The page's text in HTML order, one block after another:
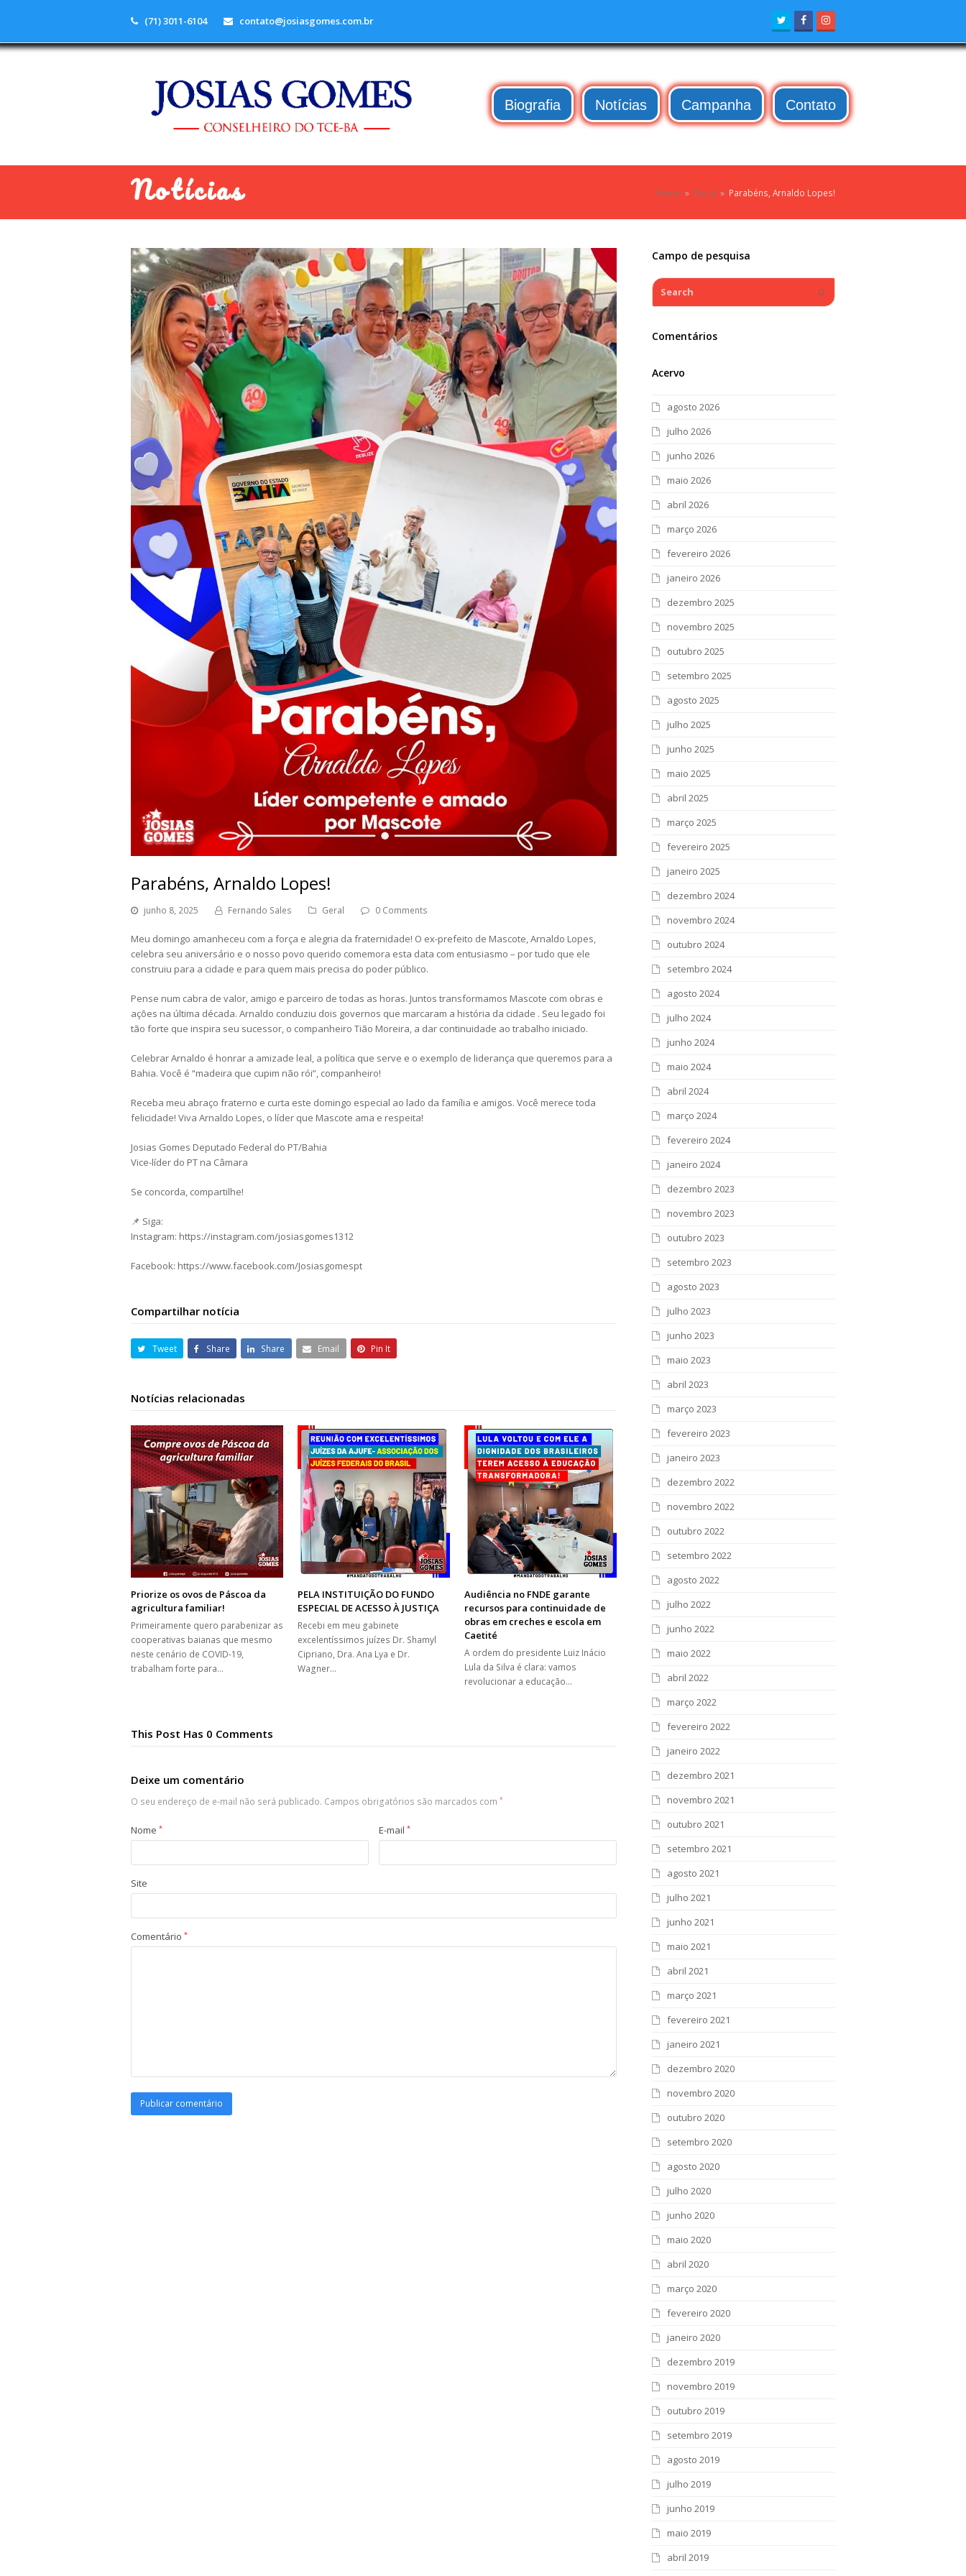
(71) 3011-6104 contato@josiasgomes.com.br TwitterFacebook
Biografia Notícias Campanha Contato
Notícias Home » Geral » Parabéns, Arnaldo Lopes!
Parabéns, Arnaldo Lopes!
junho 8, 2025 Fernando Sales Geral 0 Comments
Meu domingo amanheceu com a força e alegria da fraternidade! O ex-prefeito de Mascote, Arnaldo Lopes,
celebra seu aniversário e o nosso povo querido comemora esta data com entusiasmo – por tudo que ele
construiu para a cidade e para quem mais precisa do poder público.
Pense num cabra de valor, amigo e parceiro de todas as horas. Juntos transformamos Mascote com obras e
ações na última década. Arnaldo conduziu dois governos que marcaram a história da cidade . Seu legado foi
tão forte que inspira seu sucessor, o companheiro Tião Moreira, a dar continuidade ao trabalho iniciado.
Celebrar Arnaldo é honrar a amizade leal, a política que serve e o exemplo de liderança que queremos para a
Bahia. Você é “madeira que cupim não rói”, companheiro!
Receba meu abraço fraterno e curta este domingo especial ao lado da família e amigos. Você merece toda
felicidade! Viva Arnaldo Lopes, o líder que Mascote ama e respeita!
Josias Gomes Deputado Federal do PT/Bahia
Vice-líder do PT na Câmara
Se concorda, compartilhe!
📌 Siga:
Instagram: https://instagram.com/josiasgomes1312
Facebook: https://www.facebook.com/Josiasgomespt
Compartilhar notícia
Tweet Share Share Email Pin It
Notícias relacionadas
Priorize os ovos de Páscoa da
agricultura familiar!
Primeiramente quero parabenizar as
cooperativas baianas que mesmo
neste cenário de COVID-19,
trabalham forte para…
PELA INSTITUIÇÃO DO FUNDO
ESPECIAL DE ACESSO À JUSTIÇA
Recebi em meu gabinete
excelentíssimos juízes Dr. Shamyl
Cipriano, Dra. Ana Lya e Dr.
Wagner…
Audiência no FNDE garante
recursos para continuidade de
obras em creches e escola em
Caetité
A ordem do presidente Luiz Inácio
Lula da Silva é clara: vamos
revolucionar a educação…
This Post Has 0 Comments
Deixe um comentário
O seu endereço de e-mail não será publicado. Campos obrigatórios são marcados com *
Nome * E-mail *
Site
Comentário *
Campo de pesquisa
Search
Comentários
Acervo
agosto 2026
julho 2026
junho 2026
maio 2026
abril 2026
março 2026
fevereiro 2026
janeiro 2026
dezembro 2025
novembro 2025
outubro 2025
setembro 2025
agosto 2025
julho 2025
junho 2025
maio 2025
abril 2025
março 2025
fevereiro 2025
janeiro 2025
dezembro 2024
novembro 2024
outubro 2024
setembro 2024
agosto 2024
julho 2024
junho 2024
maio 2024
abril 2024
março 2024
fevereiro 2024
janeiro 2024
dezembro 2023
novembro 2023
outubro 2023
setembro 2023
agosto 2023
julho 2023
junho 2023
maio 2023
abril 2023
março 2023
fevereiro 2023
janeiro 2023
dezembro 2022
novembro 2022
outubro 2022
setembro 2022
agosto 2022
julho 2022
junho 2022
maio 2022
abril 2022
março 2022
fevereiro 2022
janeiro 2022
dezembro 2021
novembro 2021
outubro 2021
setembro 2021
agosto 2021
julho 2021
junho 2021
maio 2021
abril 2021
março 2021
fevereiro 2021
janeiro 2021
dezembro 2020
novembro 2020
outubro 2020
setembro 2020
agosto 2020
julho 2020
junho 2020
maio 2020
abril 2020
março 2020
fevereiro 2020
janeiro 2020
dezembro 2019
novembro 2019
outubro 2019
setembro 2019
agosto 2019
julho 2019
junho 2019
maio 2019
abril 2019